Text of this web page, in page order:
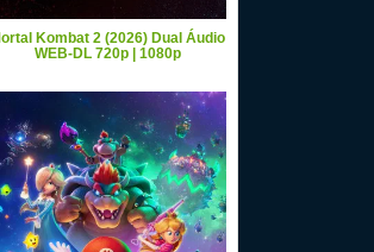
Kombat 2 (2026) Dual Áudio
WEB-DL 720p | 1080p